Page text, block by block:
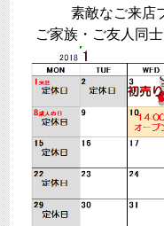
素敵なご来店
ご家族・ご友人同